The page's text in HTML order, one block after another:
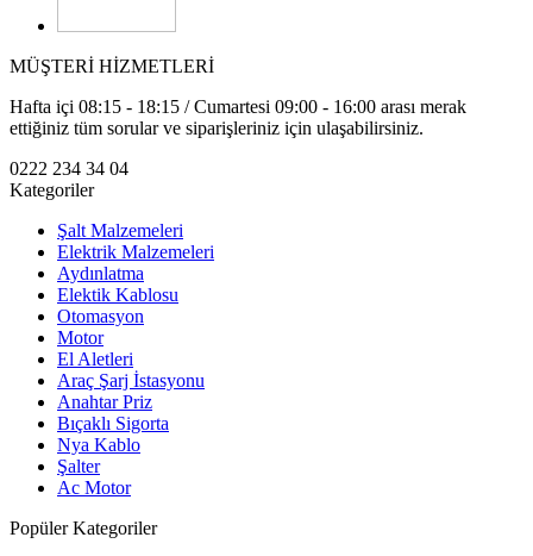
MÜŞTERİ HİZMETLERİ
Hafta içi 08:15 - 18:15 / Cumartesi 09:00 - 16:00 arası merak
ettiğiniz tüm sorular ve siparişleriniz için ulaşabilirsiniz.
0222 234 34 04
Kategoriler
Şalt Malzemeleri
Elektrik Malzemeleri
Aydınlatma
Elektik Kablosu
Otomasyon
Motor
El Aletleri
Araç Şarj İstasyonu
Anahtar Priz
Bıçaklı Sigorta
Nya Kablo
Şalter
Ac Motor
Popüler Kategoriler